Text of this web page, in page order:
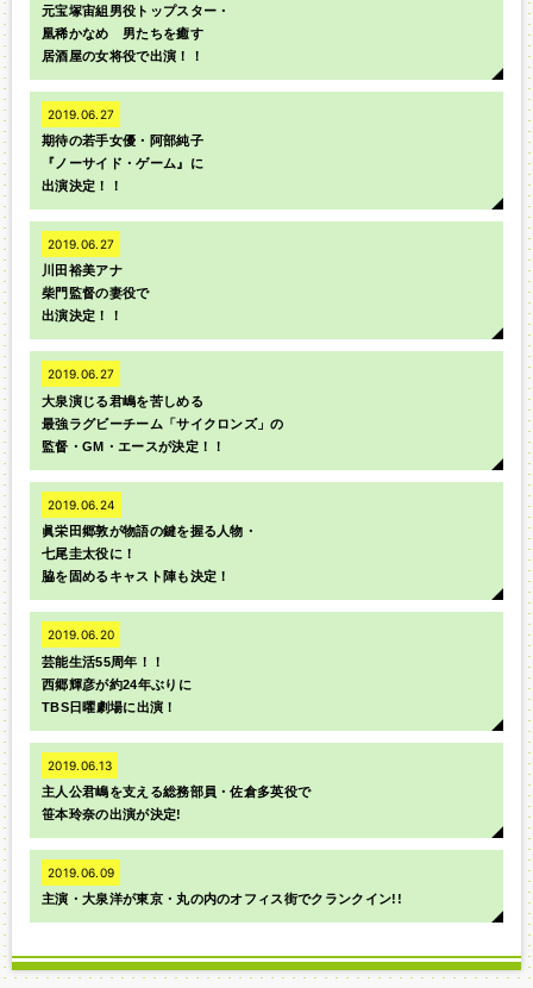
元宝塚宙組男役トップスター・
凰稀かなめ 男たちを癒す
居酒屋の女将役で出演！！
2019.06.27
期待の若手女優・阿部純子
『ノーサイド・ゲーム』に
出演決定！！
2019.06.27
川田裕美アナ
柴門監督の妻役で
出演決定！！
2019.06.27
大泉演じる君嶋を苦しめる
最強ラグビーチーム「サイクロンズ」の
監督・GM・エースが決定！！
2019.06.24
眞栄田郷敦が物語の鍵を握る人物・
七尾圭太役に！
脇を固めるキャスト陣も決定！
2019.06.20
芸能生活55周年！！
西郷輝彦が約24年ぶりに
TBS日曜劇場に出演！
2019.06.13
主人公君嶋を支える総務部員・佐倉多英役で
笹本玲奈の出演が決定!
2019.06.09
主演・大泉洋が東京・丸の内のオフィス街でクランクイン!!